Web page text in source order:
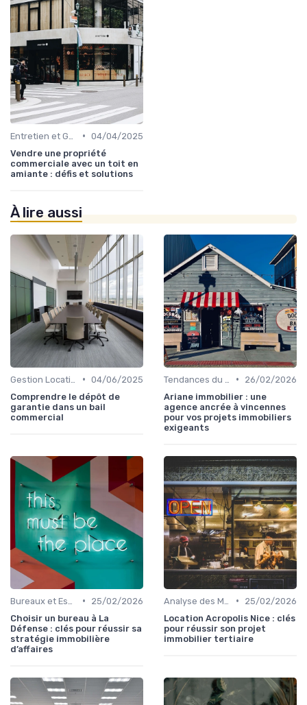
• 04/04/2025
Vendre une propriété
commerciale avec un toit en
amiante : défis et solutions
À lire aussi
• 04/06/2025
Comprendre le dépôt de
garantie dans un bail
commercial
•
26/02/2026
Ariane immobilier : une
agence ancrée à vincennes
pour vos projets immobiliers
exigeants
•
25/02/2026
Choisir un bureau à La
Défense : clés pour réussir sa
stratégie immobilière
d’affaires
•
25/02/2026
Location Acropolis Nice : clés
pour réussir son projet
immobilier tertiaire